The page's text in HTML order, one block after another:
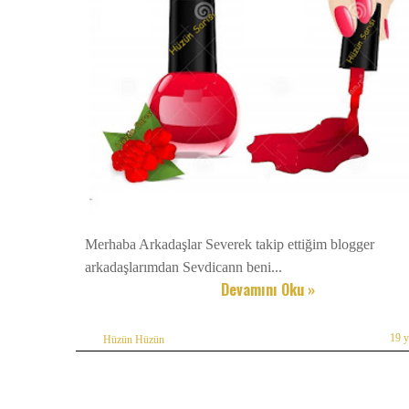
Merhaba Arkadaşlar Severek takip ettiğim blogger
arkadaşlarımdan Sevdicann beni...
Devamını Oku »
Hüzün Hüzün 19